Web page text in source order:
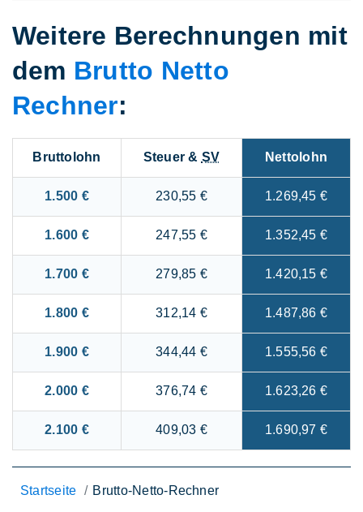
Weitere Berechnungen mit
dem Brutto Netto
Rechner:
Bruttolohn Steuer & SV Nettolohn
1.500 € 230,55 € 1.269,45 €
1.600 € 247,55 € 1.352,45 €
1.700 € 279,85 € 1.420,15 €
1.800 € 312,14 € 1.487,86 €
1.900 € 344,44 € 1.555,56 €
2.000 € 376,74 € 1.623,26 €
2.100 € 409,03 € 1.690,97 €
Startseite Brutto-Netto-Rechner